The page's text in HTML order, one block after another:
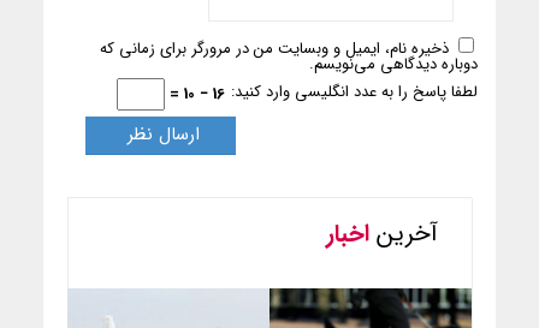
ذخیره نام، ایمیل و وبسایت من در مرورگر برای زمانی که
دوباره دیدگاهی می‌نویسم.
لطفا پاسخ را به عدد انگلیسی وارد کنید: 16 − 10 =
آخریناخبار